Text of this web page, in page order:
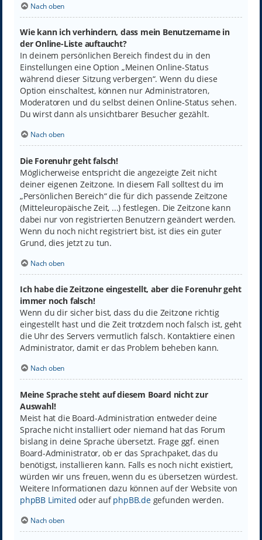
Nach oben
Wie kann ich verhindern, dass mein Benutzername in
der Online-Liste auftaucht?
In deinem persönlichen Bereich findest du in den
Einstellungen eine Option „Meinen Online-Status
während dieser Sitzung verbergen“. Wenn du diese
Option einschaltest, können nur Administratoren,
Moderatoren und du selbst deinen Online-Status sehen.
Du wirst dann als unsichtbarer Besucher gezählt.
Nach oben
Die Forenuhr geht falsch!
Möglicherweise entspricht die angezeigte Zeit nicht
deiner eigenen Zeitzone. In diesem Fall solltest du im
„Persönlichen Bereich“ die für dich passende Zeitzone
(Mitteleuropäische Zeit, ...) festlegen. Die Zeitzone kann
dabei nur von registrierten Benutzern geändert werden.
Wenn du noch nicht registriert bist, ist dies ein guter
Grund, dies jetzt zu tun.
Nach oben
Ich habe die Zeitzone eingestellt, aber die Forenuhr geht
immer noch falsch!
Wenn du dir sicher bist, dass du die Zeitzone richtig
eingestellt hast und die Zeit trotzdem noch falsch ist, geht
die Uhr des Servers vermutlich falsch. Kontaktiere einen
Administrator, damit er das Problem beheben kann.
Nach oben
Meine Sprache steht auf diesem Board nicht zur
Auswahl!
Meist hat die Board-Administration entweder deine
Sprache nicht installiert oder niemand hat das Forum
bislang in deine Sprache übersetzt. Frage ggf. einen
Board-Administrator, ob er das Sprachpaket, das du
benötigst, installieren kann. Falls es noch nicht existiert,
würden wir uns freuen, wenn du es übersetzen würdest.
Weitere Informationen dazu können auf der Website von
phpBB Limited oder aufphpBB.degefunden werden.
Nach oben